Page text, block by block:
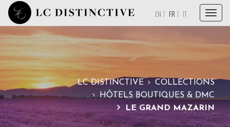
Menu
EN FR IT
ACCUEIL
À PROPOS
SERVICES
COLLECTIONS
MAGAZINE
LC DISTINCTIVE
COLLECTIONS
HÔTELS BOUTIQUES & DMC
LE GRAND MAZARIN